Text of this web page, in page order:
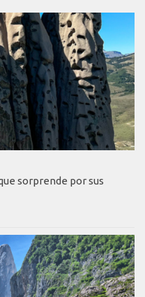
sorprende por sus